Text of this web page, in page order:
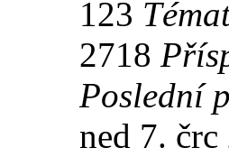
123
2718
Poslední
ned 7.